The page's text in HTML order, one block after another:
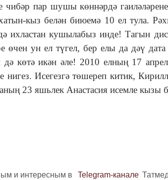
чибәр пар шушы көннәрдә
кыз белән биюемә 10 ел тула.
ихластан кушылабыз инде! Тагын
өчен ун ел түгел, бер елы да дәү
көтә икән әле! 2010 елның 17
нигез. Исегезгә төшереп китик,
23 яшьлек Анастасия исемле кызы
и интересным в Telegram-канале